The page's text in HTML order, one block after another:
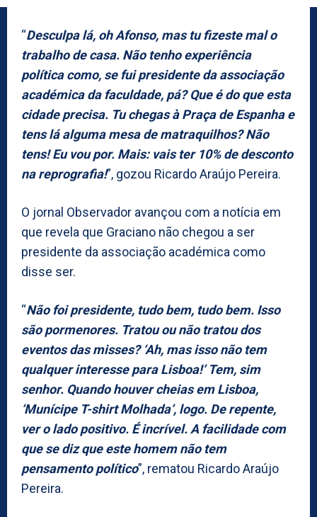
“Desculpa lá, oh Afonso, mas tu fizeste mal o
trabalho de casa. Não tenho experiência
política como, se fui presidente da associação
académica da faculdade, pá? Que é do que esta
cidade precisa. Tu chegas à Praça de Espanha e
tens lá alguma mesa de matraquilhos? Não
tens! Eu vou por. Mais: vais ter 10% de desconto
na reprografia!”, gozou Ricardo Araújo Pereira.
O jornal Observador avançou com a notícia em
que revela que Graciano não chegou a ser
presidente da associação académica como
disse ser.
“Não foi presidente, tudo bem, tudo bem. Isso
são pormenores. Tratou ou não tratou dos
eventos das misses? ‘Ah, mas isso não tem
qualquer interesse para Lisboa!’ Tem, sim
senhor. Quando houver cheias em Lisboa,
‘Munícipe T-shirt Molhada’, logo. De repente,
ver o lado positivo. É incrível. A facilidade com
que se diz que este homem não tem
pensamento político”, rematou Ricardo Araújo
Pereira.